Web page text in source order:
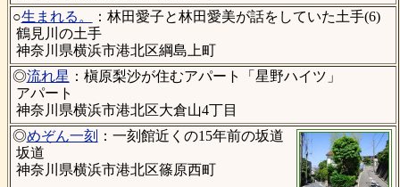
○生まれる。
：林田愛子と林田愛美が話をしていた土手(6)
鶴見川の土手
神奈川県横浜市港北区綱島上町
◎流れ星 ：槇原梨沙が住むアパート「星野ハイツ」
アパート
神奈川県横浜市港北区大倉山4丁目
◎めぞん一刻
：一刻館近くの15年前の坂道
坂道
神奈川県横浜市港北区篠原西町